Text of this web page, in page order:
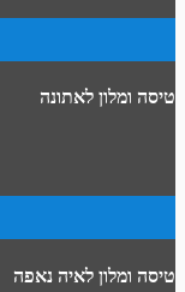
טיסה ומלון לאתונה
טיסה ומלון לאיה נאפה